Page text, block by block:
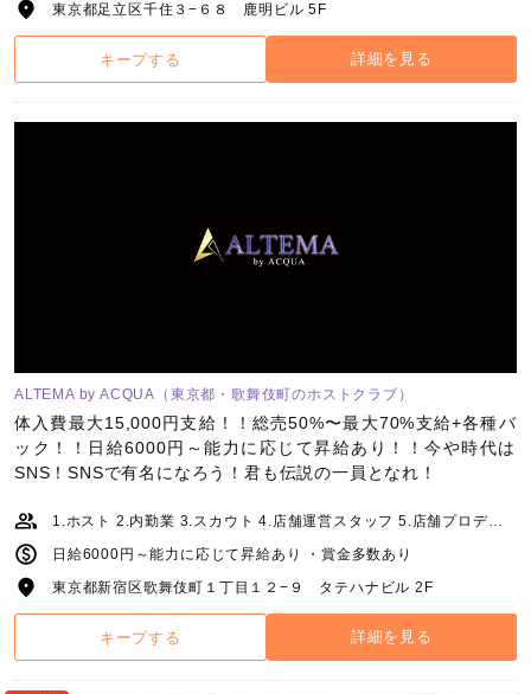
東京都足立区千住３−６８ 鹿明ビル 5F
キープする 詳細を見る
ALTEMA by ACQUA（東京都・歌舞伎町のホストクラブ）
体入費最大15,000円支給！！総売50%〜最大70%支給+各種バ
ック！！日給6000円～能力に応じて昇給あり！！今や時代は
SNS！SNSで有名になろう！君も伝説の一員となれ！
1.ホスト 2.内勤業 3.スカウト 4.店舗運営スタッフ 5.店舗プロデュース 6.経理 7.ヘアーメイク 8.スタイリスト
日給6000円～能力に応じて昇給あり ・賞金多数あり
東京都新宿区歌舞伎町１丁目１２−９ タテハナビル 2F
キープする 詳細を見る